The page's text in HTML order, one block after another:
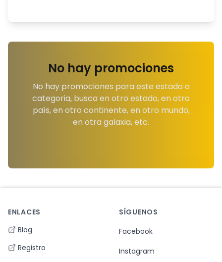
No hay promociones
No hay promociones para este estado o
categoria, busca en otro estado, en otro
país, en otro continente, en otro mundo,
en otra galaxia, etc.
Footer
ENLACES
Blog
Registro
SÍGUENOS
Facebook
Instagram